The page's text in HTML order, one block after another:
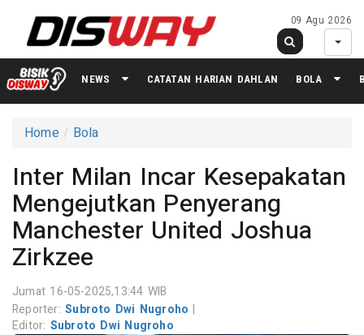
09 Agu 2026
NEWS CATATAN HARIAN DAHLAN BOLA
Home Bola
Inter Milan Incar Kesepakatan
Mengejutkan Penyerang
Manchester United Joshua
Zirkzee
Jumat 16-05-2025,13:44 WIB
Reporter:Subroto Dwi Nugroho|
Editor: Subroto Dwi Nugroho